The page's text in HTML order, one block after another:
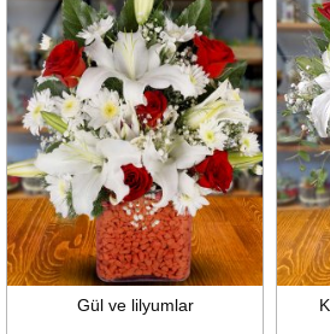
Gül ve lilyumlar